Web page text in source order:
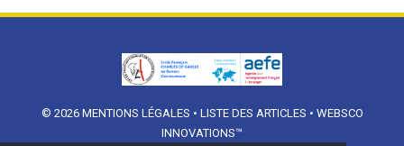
© 2026 MENTIONS LÉGALES • LISTE DES ARTICLES • WEBSCO
INNOVATIONS™